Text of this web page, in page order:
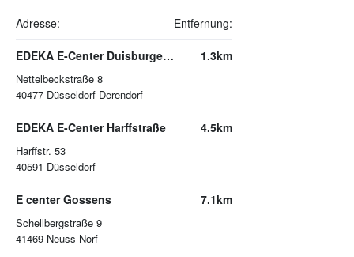
Adresse: Entfernung:
EDEKA E-Center Duisburger Straße
Nettelbeckstraße 8
40477 Düsseldorf-Derendorf
1.3km
EDEKA E-Center Harffstraße
Harffstr. 53
40591 Düsseldorf
4.5km
E center Gossens
Schellbergstraße 9
41469 Neuss-Norf
7.1km